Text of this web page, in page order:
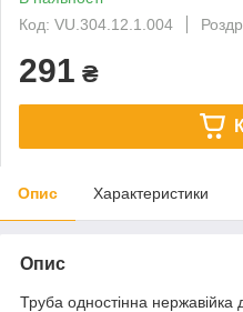
Код: VU.304.12.1.004
291 ₴
Опис Характеристики
Опис
Труба одностінна